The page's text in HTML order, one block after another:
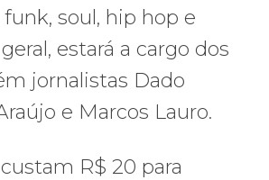
funk, soul, hip hop e
estará a cargo dos
jornalistas Dado
e Marcos Lauro.
R$ 20 para